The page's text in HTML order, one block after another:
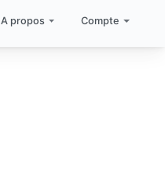
A propos Compte